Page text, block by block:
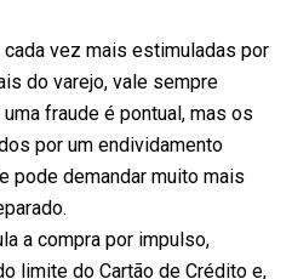
vez mais estimuladas por
do varejo, vale sempre
fraude é pontual, mas os
por um endividamento
pode demandar muito mais
a compra por impulso,
limite do Cartão de Crédito e,